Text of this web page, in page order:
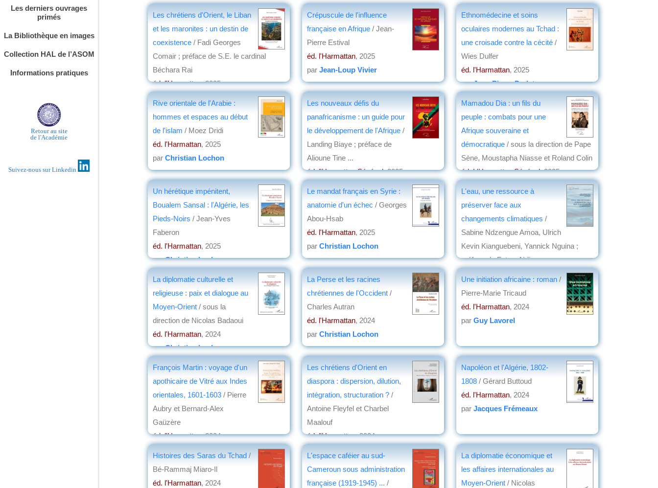
Les derniers ouvrages
primés
La Bibliothèque en images
Collection HAL de l’ASOM
Informations pratiques
Retour au site
de l'Académie
Suivez-nous sur Linkedin
Les chrétiens d'Orient, le Liban
et les maronites : un destin de
coexistence / Fadi Georges
Comair ; préface de S.E. le cardinal
Béchara Rai
éd. l'Harmattan, 2025
Crépuscule de l'influence
française en Afrique / Jean-
Pierre Estival
éd. l'Harmattan, 2025
par Jean-Loup Vivier
Ethnomédecine et soins
oculaires modernes au Tchad :
une croisade contre la cécité /
Wies Dulfer
éd. l'Harmattan, 2025
parJean-Pierre Dedet
Rive orientale de l'Arabie :
hommes et espaces au début
de l'islam / Moez Dridi
éd. l'Harmattan, 2025
par Christian Lochon
Les nouveaux défis du
panafricanisme : un guide pour
le développement de l'Afrique /
Landing Biaye ; préface de
Alioune Tine ...
éd. l'Harmattan Sénégal, 2025
Mamadou Dia : un fils du
peuple : combats pour une
Afrique souveraine et
démocratique / sous la direction de Pape
Sène, Moustapha Niasse et Roland Colin
éd. L'Harmattan Sénégal, 2025
Un hérétique impénitent,
Boualem Sansal : l'Algérie, les
Pieds-Noirs / Jean-Yves
Faberon
éd. l'Harmattan, 2025
parChristian Lochon
Le mandat français en Syrie :
anatomie d'un échec / Georges
Abou-Hsab
éd. l'Harmattan, 2025
par Christian Lochon
L'eau, une ressource à
préserver face aux
changements climatiques /
Sabine Ndzengue Amoa, Ulrich
Kevin Kianguebeni, Yannick Nguina ;
préface de Fatma Ndiaye
La diplomatie culturelle et
religieuse : paix et dialogue au
Moyen-Orient / sous la
direction de Nicolas Badaoui
éd. l'Harmattan, 2024
parChristian Lochon
La Perse et les racines
chrétiennes de l'Occident /
Charles Autran
éd. l'Harmattan, 2024
par Christian Lochon
Une initiation africaine : roman /
Pierre-Marie Tricaud
éd. l'Harmattan, 2024
par Guy Lavorel
François Martin : voyage d'un
apothicaire de Vitré aux Indes
orientales, 1601-1603 / Pierre
Aubry et Bernard-Alex
Gaüzère
éd. l'Harmattan, 2024
Les chrétiens d'Orient en
diaspora : dispersion, dilution,
intégration, structuration ? /
Antoine Fleyfel et Charbel
Maalouf
éd. l'Harmattan, 2024
Napoléon et l'Algérie, 1802-
1808 / Gérard Buttoud
éd. l'Harmattan, 2024
par Jacques Frémeaux
Histoires des Saras du Tchad /
Bé-Rammaj Miaro-Il
éd. l'Harmattan, 2024
L'espace caféier au sud-
Cameroun sous administration
française (1919-1945) ... /
La diplomatie économique et
les affaires internationales au
Moyen-Orient / Nicolas